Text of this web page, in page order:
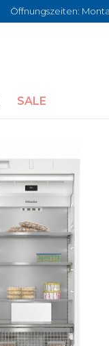
Öffnungszeiten:
SALE